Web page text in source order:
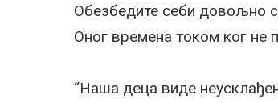
Обезбедите себи довољно
Оног времена током ког не
“Наша деца виде